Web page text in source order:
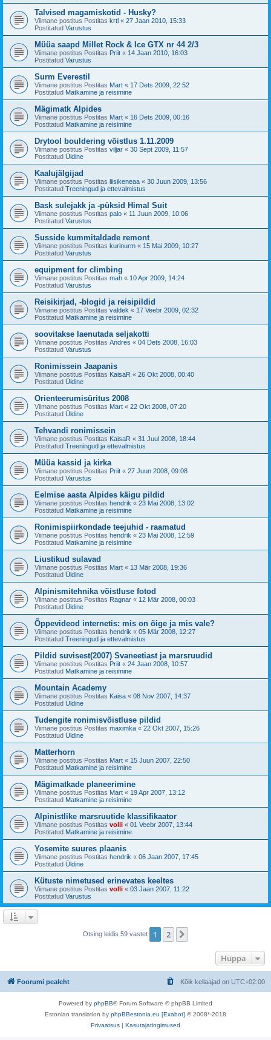
Talvised magamiskotid - Husky?
Viimane postitus Postitas krtl « 27 Jaan 2010, 15:33
Postitatud Varustus
Müüa saapd Millet Rock & Ice GTX nr 44 2/3
Viimane postitus Postitas Priit « 14 Jaan 2010, 16:03
Postitatud Varustus
Surm Everestil
Viimane postitus Postitas Mart « 17 Dets 2009, 22:52
Postitatud Matkamine ja reisimine
Mägimatk Alpides
Viimane postitus Postitas Mart « 16 Dets 2009, 00:16
Postitatud Matkamine ja reisimine
Drytool bouldering võistlus 1.11.2009
Viimane postitus Postitas viljar « 30 Sept 2009, 11:57
Postitatud Üldine
Kaalujälgijad
Viimane postitus Postitas liisikeneaa « 30 Juun 2009, 13:56
Postitatud Treeningud ja ettevalmistus
Bask sulejakk ja -püksid Himal Suit
Viimane postitus Postitas palo « 11 Juun 2009, 10:06
Postitatud Varustus
Susside kummitaldade remont
Viimane postitus Postitas kurinurm « 15 Mai 2009, 10:27
Postitatud Varustus
equipment for climbing
Viimane postitus Postitas mah « 10 Apr 2009, 14:24
Postitatud Varustus
Reisikirjad, -blogid ja reisipildid
Viimane postitus Postitas valdek « 17 Veebr 2009, 02:32
Postitatud Matkamine ja reisimine
soovitakse laenutada seljakotti
Viimane postitus Postitas Andres « 04 Dets 2008, 16:03
Postitatud Varustus
Ronimissein Jaapanis
Viimane postitus Postitas KaisaR « 26 Okt 2008, 00:40
Postitatud Üldine
Orienteerumisüritus 2008
Viimane postitus Postitas Mart « 22 Okt 2008, 07:20
Postitatud Üldine
Tehvandi ronimissein
Viimane postitus Postitas KaisaR « 31 Juul 2008, 18:44
Postitatud Treeningud ja ettevalmistus
Müüa kassid ja kirka
Viimane postitus Postitas Priit « 27 Juun 2008, 09:08
Postitatud Varustus
Eelmise aasta Alpides käigu pildid
Viimane postitus Postitas hendrik « 23 Mai 2008, 13:02
Postitatud Matkamine ja reisimine
Ronimispiirkondade teejuhid - raamatud
Viimane postitus Postitas hendrik « 23 Mai 2008, 12:59
Postitatud Matkamine ja reisimine
Liustikud sulavad
Viimane postitus Postitas Mart « 13 Mär 2008, 19:36
Postitatud Üldine
Alpinismitehnika võistluse fotod
Viimane postitus Postitas Ragnar « 12 Mär 2008, 00:03
Postitatud Üldine
Õppevideod internetis: mis on õige ja mis vale?
Viimane postitus Postitas hendrik « 05 Mär 2008, 12:27
Postitatud Treeningud ja ettevalmistus
Pildid suvisest(2007) Svaneetiast ja marsruudid
Viimane postitus Postitas Priit « 24 Jaan 2008, 10:57
Postitatud Matkamine ja reisimine
Mountain Academy
Viimane postitus Postitas Kaisa « 08 Nov 2007, 14:37
Postitatud Üldine
Tudengite ronimisvõistluse pildid
Viimane postitus Postitas maximka « 22 Okt 2007, 15:26
Postitatud Üldine
Matterhorn
Viimane postitus Postitas Mart « 15 Juun 2007, 22:50
Postitatud Matkamine ja reisimine
Mägimatkade planeerimine
Viimane postitus Postitas Mart « 19 Apr 2007, 13:12
Postitatud Matkamine ja reisimine
Alpinistlike marsruutide klassifikaator
Viimane postitus Postitas volli « 01 Veebr 2007, 13:44
Postitatud Matkamine ja reisimine
Yosemite suures plaanis
Viimane postitus Postitas hendrik « 06 Jaan 2007, 17:45
Postitatud Üldine
Kütuste nimetused erinevates keeltes
Viimane postitus Postitas volli « 03 Jaan 2007, 11:22
Postitatud Varustus
Otsing leidis 59 vastet 1 2
Hüppa
Foorumi pealeht Kõik kellaajad on UTC+02:00
Powered by phpBB® Forum Software © phpBB Limited
Estonian translation by phpBBestonia.eu [Exabot] © 2008*-2018
Privaatsus | Kasutajatingimused